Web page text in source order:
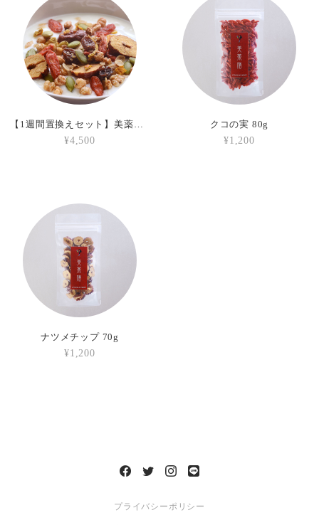
¥4,500
クコの実 80g
¥1,200
ナツメチップ 70g
¥1,200
プライバシーポリシー